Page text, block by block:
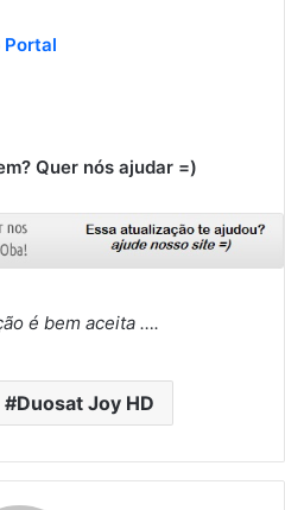
Portal
Quer nós ajudar =)
é bem aceita ….
Duosat Joy HD